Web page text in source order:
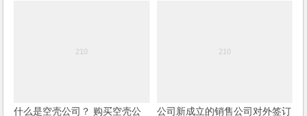
什么是空壳公司？ 购买空壳公
公司新成立的销售公司对外签订